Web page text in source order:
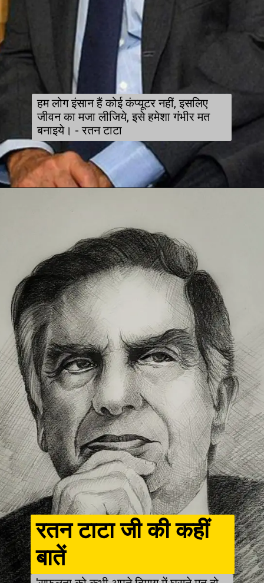
हम लोग इंसान हैं कोई कंप्यूटर नहीं, इसलिए
जीवन का मजा लीजिये, इसे हमेशा गंभीर मत
बनाइये। - रतन टाटा
रतन टाटा जी की कहीं
बातें